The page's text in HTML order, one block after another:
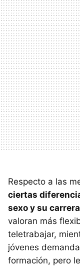
Respecto a las
ciertas
sexo y su
valoran más
teletrabajar,
jóvenes
formación, pero